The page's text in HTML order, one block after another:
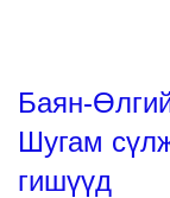
Баян-
Шугам
гишүүд